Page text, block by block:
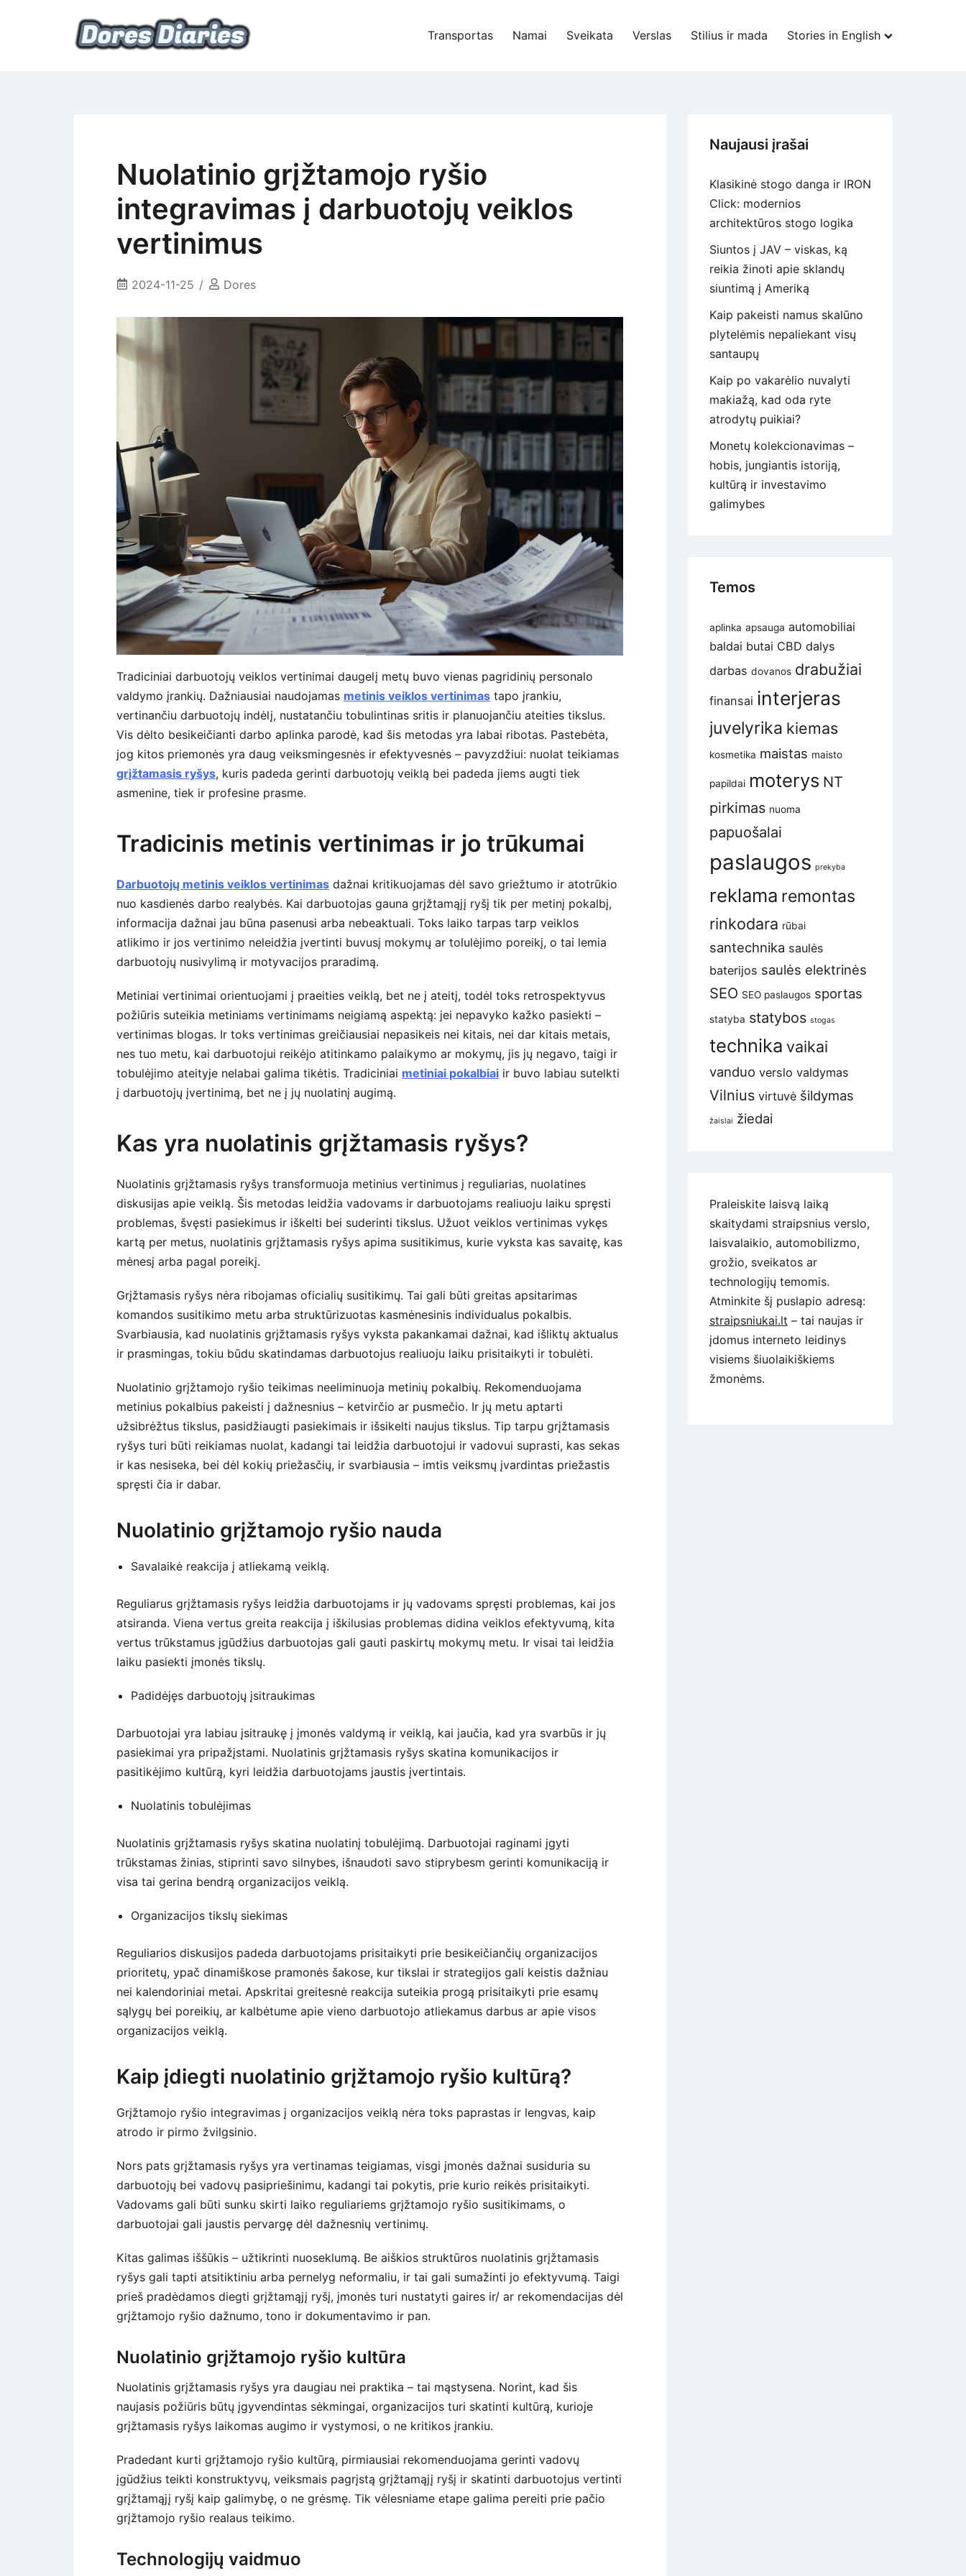
Transportas Namai Sveikata Verslas Stilius ir mada Stories in English
Nuolatinio grįžtamojo ryšio
integravimas į darbuotojų veiklos
vertinimus
2024-11-25 Dores
Tradiciniai darbuotojų veiklos vertinimai daugelį metų buvo vienas pagridinių personalo
valdymo įrankių. Dažniausiai naudojamas metinis veiklos vertinimas tapo įrankiu,
vertinančiu darbuotojų indėlį, nustatančiu tobulintinas sritis ir planuojančiu ateities tikslus.
Vis dėlto besikeičianti darbo aplinka parodė, kad šis metodas yra labai ribotas. Pastebėta,
jog kitos priemonės yra daug veiksmingesnės ir efektyvesnės – pavyzdžiui: nuolat teikiamas
grįžtamasis ryšys, kuris padeda gerinti darbuotojų veiklą bei padeda jiems augti tiek
asmenine, tiek ir profesine prasme.
Tradicinis metinis vertinimas ir jo trūkumai
Darbuotojų metinis veiklos vertinimas dažnai kritikuojamas dėl savo griežtumo ir atotrūkio
nuo kasdienės darbo realybės. Kai darbuotojas gauna grįžtamąjį ryšį tik per metinį pokalbį,
informacija dažnai jau būna pasenusi arba nebeaktuali. Toks laiko tarpas tarp veiklos
atlikimo ir jos vertinimo neleidžia įvertinti buvusį mokymų ar tolulėjimo poreikį, o tai lemia
darbuotojų nusivylimą ir motyvacijos praradimą.
Metiniai vertinimai orientuojami į praeities veiklą, bet ne į ateitį, todėl toks retrospektyvus
požiūris suteikia metiniams vertinimams neigiamą aspektą: jei nepavyko kažko pasiekti –
vertinimas blogas. Ir toks vertinimas greičiausiai nepasikeis nei kitais, nei dar kitais metais,
nes tuo metu, kai darbuotojui reikėjo atitinkamo palaikymo ar mokymų, jis jų negavo, taigi ir
tobulėjimo ateityje nelabai galima tikėtis. Tradiciniai metiniai pokalbiai ir buvo labiau sutelkti
į darbuotojų įvertinimą, bet ne į jų nuolatinį augimą.
Kas yra nuolatinis grįžtamasis ryšys?
Nuolatinis grįžtamasis ryšys transformuoja metinius vertinimus į reguliarias, nuolatines
diskusijas apie veiklą. Šis metodas leidžia vadovams ir darbuotojams realiuoju laiku spręsti
problemas, švęsti pasiekimus ir iškelti bei suderinti tikslus. Užuot veiklos vertinimas vykęs
kartą per metus, nuolatinis grįžtamasis ryšys apima susitikimus, kurie vyksta kas savaitę, kas
mėnesį arba pagal poreikį.
Grįžtamasis ryšys nėra ribojamas oficialių susitikimų. Tai gali būti greitas apsitarimas
komandos susitikimo metu arba struktūrizuotas kasmėnesinis individualus pokalbis.
Svarbiausia, kad nuolatinis grįžtamasis ryšys vyksta pakankamai dažnai, kad išliktų aktualus
ir prasmingas, tokiu būdu skatindamas darbuotojus realiuoju laiku prisitaikyti ir tobulėti.
Nuolatinio grįžtamojo ryšio teikimas neeliminuoja metinių pokalbių. Rekomenduojama
metinius pokalbius pakeisti į dažnesnius – ketvirčio ar pusmečio. Ir jų metu aptarti
užsibrėžtus tikslus, pasidžiaugti pasiekimais ir išsikelti naujus tikslus. Tip tarpu grįžtamasis
ryšys turi būti reikiamas nuolat, kadangi tai leidžia darbuotojui ir vadovui suprasti, kas sekas
ir kas nesiseka, bei dėl kokių priežasčių, ir svarbiausia – imtis veiksmų įvardintas priežastis
spręsti čia ir dabar.
Nuolatinio grįžtamojo ryšio nauda
Savalaikė reakcija į atliekamą veiklą.
Reguliarus grįžtamasis ryšys leidžia darbuotojams ir jų vadovams spręsti problemas, kai jos
atsiranda. Viena vertus greita reakcija į iškilusias problemas didina veiklos efektyvumą, kita
vertus trūkstamus įgūdžius darbuotojas gali gauti paskirtų mokymų metu. Ir visai tai leidžia
laiku pasiekti įmonės tikslų.
Padidėjęs darbuotojų įsitraukimas
Darbuotojai yra labiau įsitraukę į įmonės valdymą ir veiklą, kai jaučia, kad yra svarbūs ir jų
pasiekimai yra pripažįstami. Nuolatinis grįžtamasis ryšys skatina komunikacijos ir
pasitikėjimo kultūrą, kyri leidžia darbuotojams jaustis įvertintais.
Nuolatinis tobulėjimas
Nuolatinis grįžtamasis ryšys skatina nuolatinį tobulėjimą. Darbuotojai raginami įgyti
trūkstamas žinias, stiprinti savo silnybes, išnaudoti savo stiprybesm gerinti komunikaciją ir
visa tai gerina bendrą organizacijos veiklą.
Organizacijos tikslų siekimas
Reguliarios diskusijos padeda darbuotojams prisitaikyti prie besikeičiančių organizacijos
prioritetų, ypač dinamiškose pramonės šakose, kur tikslai ir strategijos gali keistis dažniau
nei kalendoriniai metai. Apskritai greitesnė reakcija suteikia progą prisitaikyti prie esamų
sąlygų bei poreikių, ar kalbėtume apie vieno darbuotojo atliekamus darbus ar apie visos
organizacijos veiklą.
Kaip įdiegti nuolatinio grįžtamojo ryšio kultūrą?
Grįžtamojo ryšio integravimas į organizacijos veiklą nėra toks paprastas ir lengvas, kaip
atrodo ir pirmo žvilgsinio.
Nors pats grįžtamasis ryšys yra vertinamas teigiamas, visgi įmonės dažnai susiduria su
darbuotojų bei vadovų pasipriešinimu, kadangi tai pokytis, prie kurio reikės prisitaikyti.
Vadovams gali būti sunku skirti laiko reguliariems grįžtamojo ryšio susitikimams, o
darbuotojai gali jaustis pervargę dėl dažnesnių vertinimų.
Kitas galimas iššūkis – užtikrinti nuoseklumą. Be aiškios struktūros nuolatinis grįžtamasis
ryšys gali tapti atsitiktiniu arba pernelyg neformaliu, ir tai gali sumažinti jo efektyvumą. Taigi
prieš pradėdamos diegti grįžtamąjį ryšį, įmonės turi nustatyti gaires ir/ ar rekomendacijas dėl
grįžtamojo ryšio dažnumo, tono ir dokumentavimo ir pan.
Nuolatinio grįžtamojo ryšio kultūra
Nuolatinis grįžtamasis ryšys yra daugiau nei praktika – tai mąstysena. Norint, kad šis
naujasis požiūris būtų įgyvendintas sėkmingai, organizacijos turi skatinti kultūrą, kurioje
grįžtamasis ryšys laikomas augimo ir vystymosi, o ne kritikos įrankiu.
Pradedant kurti grįžtamojo ryšio kultūrą, pirmiausiai rekomenduojama gerinti vadovų
įgūdžius teikti konstruktyvų, veiksmais pagrįstą grįžtamąjį ryšį ir skatinti darbuotojus vertinti
grįžtamąjį ryšį kaip galimybę, o ne grėsmę. Tik vėlesniame etape galima pereiti prie pačio
grįžtamojo ryšio realaus teikimo.
Technologijų vaidmuo
Naujausi įrašai
Klasikinė stogo danga ir IRON
Click: modernios
architektūros stogo logika
Siuntos į JAV – viskas, ką
reikia žinoti apie sklandų
siuntimą į Ameriką
Kaip pakeisti namus skalūno
plytelėmis nepaliekant visų
santaupų
Kaip po vakarėlio nuvalyti
makiažą, kad oda ryte
atrodytų puikiai?
Monetų kolekcionavimas –
hobis, jungiantis istoriją,
kultūrą ir investavimo
galimybes
Temos
aplinka apsauga automobiliai
baldai butai CBD dalys
darbas dovanos drabužiai
finansai interjeras
juvelyrika kiemas
kosmetika maistas maisto
papildai moterys NT
pirkimas nuoma
papuošalai
paslaugos prekyba
reklama remontas
rinkodara rūbai
santechnika saulės
baterijos saulės elektrinės
SEO SEO paslaugos sportas
statyba statybos stogas
technika vaikai
vanduo verslo valdymas
Vilnius virtuvė šildymas
žaislai žiedai
Praleiskite laisvą laiką
skaitydami straipsnius verslo,
laisvalaikio, automobilizmo,
grožio, sveikatos ar
technologijų temomis.
Atminkite šį puslapio adresą:
straipsniukai.lt – tai naujas ir
įdomus interneto leidinys
visiems šiuolaikiškiems
žmonėms.